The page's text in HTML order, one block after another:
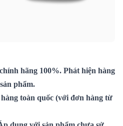
chính hãng 100%. Phát hiện hàng
phẩm.
toàn quốc (với đơn hàng từ